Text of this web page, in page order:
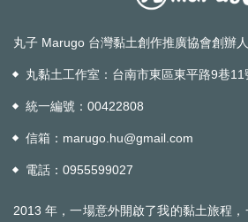
丸子 Marugo 台灣黏土創作推廣協會創辦人
丸黏土工作室： 台南市東區東平路9巷11
統一編號：00422808
信箱： marugo.hu@gmail.com
電話： 0955599027
2013 年，一場意外開啟了我的黏土旅程，